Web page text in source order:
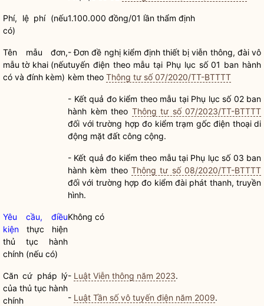
Phí, lệ phí (nếu
có)
1.100.000 đồng/01 lần thẩm định
Tên mẫu đơn,
mẫu tờ khai (nếu
có và đính kèm)
-Đơn đề nghị kiểm định thiết bị viễn thông, đài vô
tuyến điện theo mẫu tại Phụ lục số 01 ban hành
kèm theo Thông tư số 07/2020/TT-BTTTT
- Kết quả đo kiểm theo mẫu tại Phụ lục số 02 ban
hành kèm theo Thông tư số 07/2023/TT-BTTTT
đối với trường hợp đo kiểm trạm gốc điện thoại di
động mặt đất công cộng.
- Kết quả đo kiểm theo mẫu tại Phụ lục số 03 ban
hành kèm theo Thông tư số 08/2020/TT-BTTTT
đối với trường hợp đo kiểm đài phát thanh, truyền
hình.
Yêu cầu, điều
kiện thực hiện
thủ tục hành
chính (nếu có)
Không có
Căn cứ pháp lý
của thủ tục hành
chính
- Luật Viễn thông năm 2023.
- Luật Tần số vô tuyến điện năm 2009.